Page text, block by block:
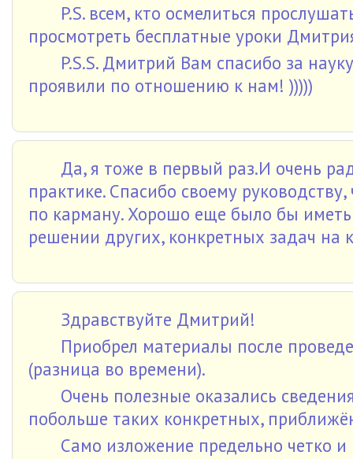
P.S. всем, кто осмелиться
просмотреть бесплатные уроки
P.S.S. Дмитрий Вам спасибо за
проявили по отношению к нам! )))))
Да, я тоже в первый раз.И очень
практике. Спасибо своему
по карману. Хорошо еще было бы
решении других, конкретных задач на
Здравствуйте Дмитрий!
Приобрел материалы после
(разница во времени).
Очень полезные оказались
побольше таких конкретных,
Само изложение предельно четко и